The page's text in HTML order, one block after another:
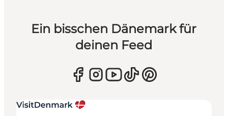
Ein bisschen Dänemark für
deinen Feed